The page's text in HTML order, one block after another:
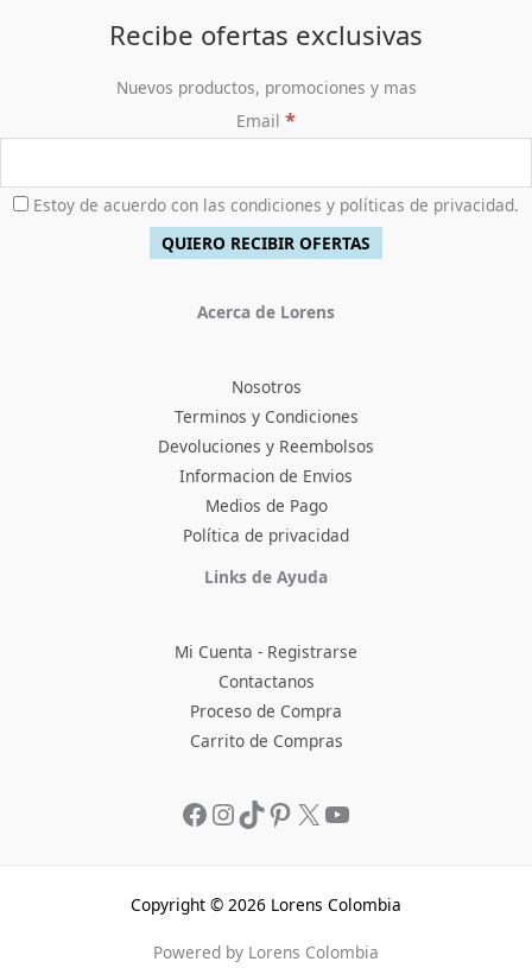
Recibe ofertas exclusivas
Nuevos productos, promociones y mas
Email *
Estoy de acuerdo con las condiciones y políticas de privacidad.
Acerca de Lorens
Nosotros
Terminos y Condiciones
Devoluciones y Reembolsos
Informacion de Envios
Medios de Pago
Política de privacidad
Links de Ayuda
Mi Cuenta - Registrarse
Contactanos
Proceso de Compra
Carrito de Compras
Facebook
Instagram
TikTokPinterest
Copyright © 2026 Lorens Colombia
Powered by Lorens Colombia